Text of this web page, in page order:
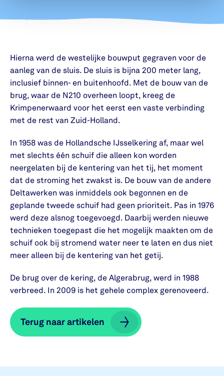
Hierna werd de westelijke bouwput gegraven voor de
aanleg van de sluis. De sluis is bijna 200 meter lang,
inclusief binnen- en buitenhoofd. Met de bouw van de
brug, waar de N210 overheen loopt, kreeg de
Krimpenerwaard voor het eerst een vaste verbinding
met de rest van Zuid-Holland.
In 1958 was de Hollandsche IJsselkering af, maar wel
met slechts één schuif die alleen kon worden
neergelaten bij de kentering van het tij, het moment
dat de stroming het zwakst is. De bouw van de andere
Deltawerken was inmiddels ook begonnen en de
geplande tweede schuif had geen prioriteit. Pas in 1976
werd deze alsnog toegevoegd. Daarbij werden nieuwe
technieken toegepast die het mogelijk maakten om de
schuif ook bij stromend water neer te laten en dus niet
meer alleen bij de kentering van het getij.
De brug over de kering, de Algerabrug, werd in 1988
verbreed. In 2009 is het gehele complex gerenoveerd.
Terug naar artikelen
Terug naar artikelen